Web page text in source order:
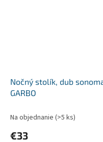
Nočný stolík, dub
GARBO
Na objednanie (>5 ks)
€33